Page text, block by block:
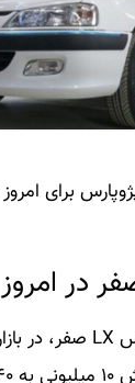
در امروز